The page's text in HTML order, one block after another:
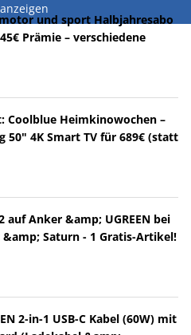
und sport Halbjahresabo
Prämie – verschiedene
Coolblue Heimkinowochen –
50" 4K Smart TV für 689€ (statt
auf Anker &amp; UGREEN bei
Saturn - 1 Gratis-Artikel!
2-in-1 USB-C Kabel (60W) mit